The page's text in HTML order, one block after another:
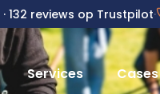
· 132 reviews op Trustpilot·
Services Cases